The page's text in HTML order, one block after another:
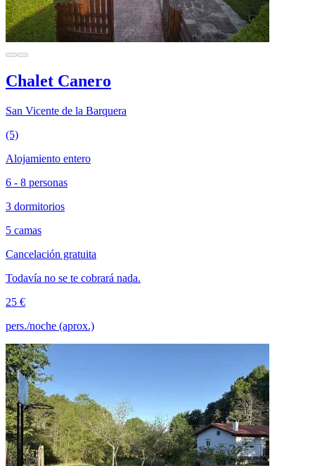
Chalet Canero
San Vicente de la Barquera
(5)
Alojamiento entero
6 - 8 personas
3 dormitorios
5 camas
Cancelación gratuita
Todavía no se te cobrará nada.
25 €
pers./noche (aprox.)